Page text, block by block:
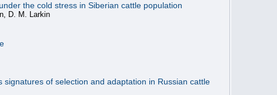
the cold stress in Siberian cattle population
D. M. Larkin
of selection and adaptation in Russian cattle